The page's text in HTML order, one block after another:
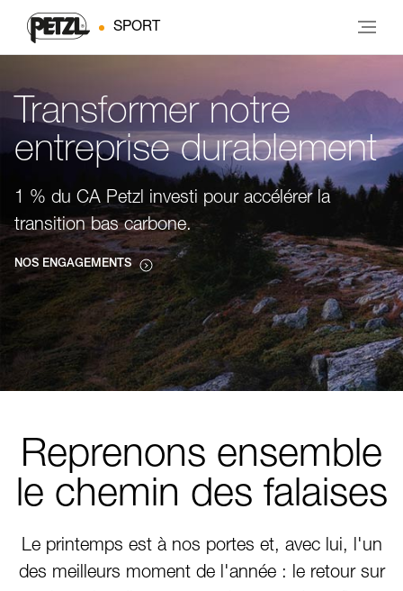
SPORT
Transformer notre
entreprise durablement
1 % du CA Petzl investi pour accélérer la
transition bas carbone.
NOS ENGAGEMENTS
Reprenons ensemble
le chemin des falaises
Le printemps est à nos portes et, avec lui, l'un
des meilleurs moment de l'année : le retour sur